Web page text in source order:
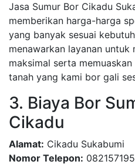
Jasa Sumur Bor Cikadu
memberikan harga-harga
yang banyak sesuai
menawarkan layanan
maksimal serta
tanah yang kami bor gali
3. Biaya Bor
Cikadu
Alamat: Cikadu Sukabumi
Nomor Telepon: